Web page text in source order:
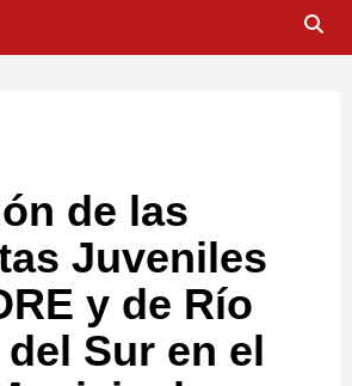
de las
Juveniles
y de Río
Sur en el